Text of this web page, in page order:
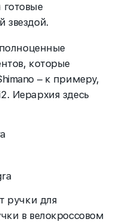
звездой.
которые
– к примеру,
Иерархия здесь
ручки для
в велокроссовом